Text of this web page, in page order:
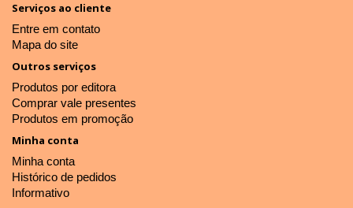
Serviços ao cliente
Entre em contato
Mapa do site
Outros serviços
Produtos por editora
Comprar vale presentes
Produtos em promoção
Minha conta
Minha conta
Histórico de pedidos
Informativo